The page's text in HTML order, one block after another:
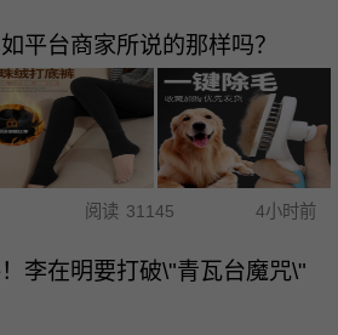
平台商家所说的那样吗？
阅读 31145 4小时前
李在明要打破\"青瓦台魔咒\"